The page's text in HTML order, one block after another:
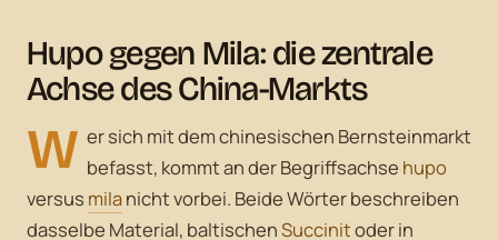
Hupo gegen Mila: die zentrale
Achse des China-Markts
W er sich mit dem chinesischen Bernsteinmarkt
befasst, kommt an der Begriffsachse hupo
versus milanicht vorbei. Beide Wörter beschreiben
dasselbe Material, baltischenSuccinitoder in